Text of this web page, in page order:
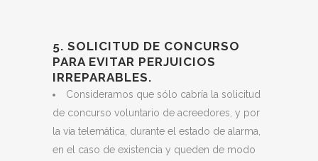
5. SOLICITUD DE CONCURSO
PARA EVITAR PERJUICIOS
IRREPARABLES.
Consideramos que sólo cabría la solicitud
de concurso voluntario de acreedores, y por
la vía telemática, durante el estado de alarma,
en el caso de existencia y queden de modo